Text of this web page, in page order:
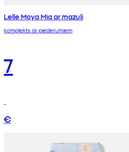
Lelle Moya Mia ar mazuli
komplekts ar piederumiem
7
€